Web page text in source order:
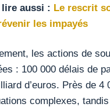
lire aussi : Le rescrit
les impayés
les actions de
: 100 000 délais de
d’euros. Près de
complexes,